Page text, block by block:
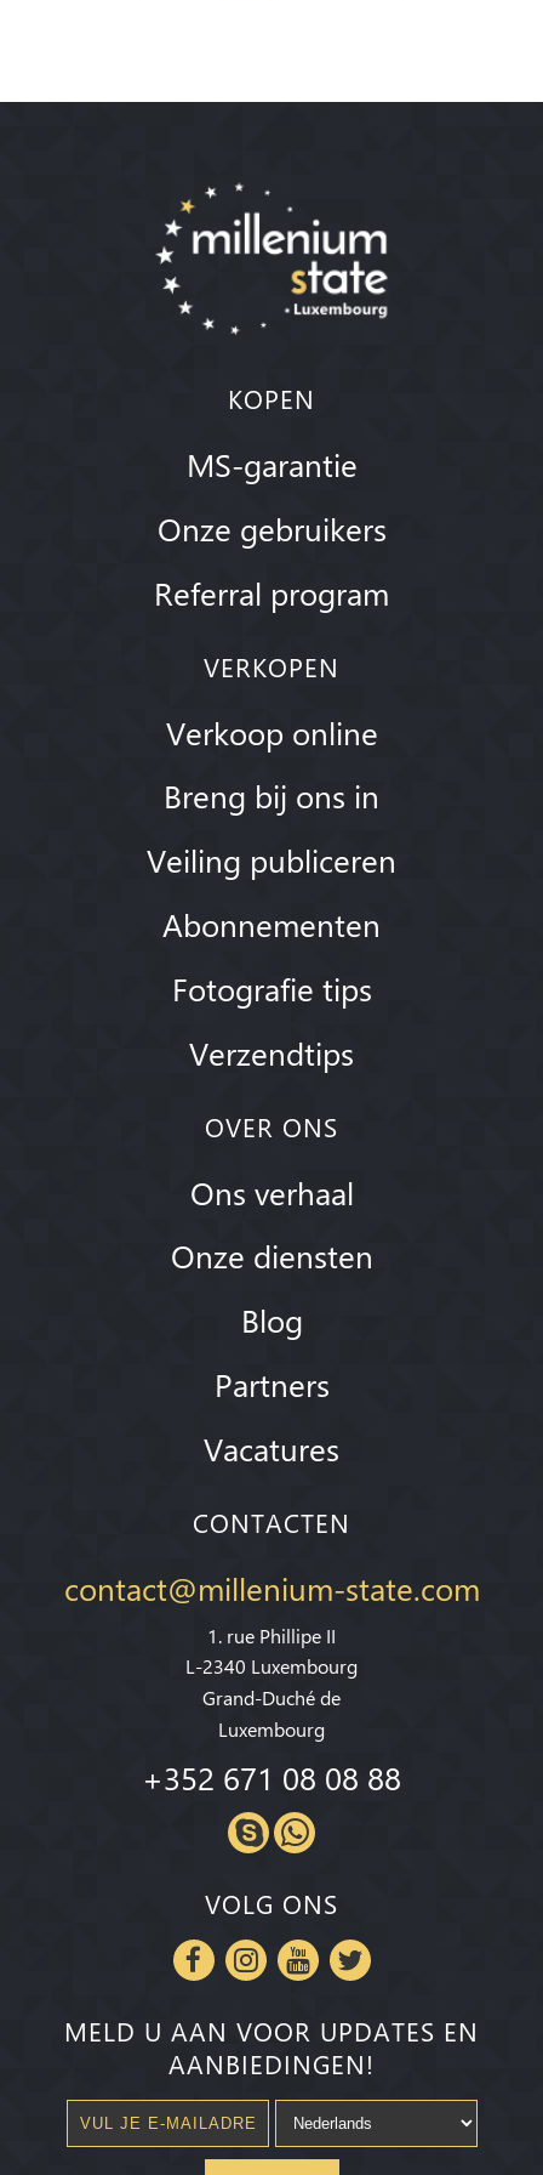
KOPEN
MS-garantie
Onze gebruikers
Referral program
VERKOPEN
Verkoop online
Breng bij ons in
Veiling publiceren
Abonnementen
Fotografie tips
Verzendtips
OVER ONS
Ons verhaal
Onze diensten
Blog
Partners
Vacatures
CONTACTEN
contact@millenium-state.com
1. rue Phillipe II
L-2340 Luxembourg
Grand-Duché de
Luxembourg
+352 671 08 08 88
VOLG ONS
MELD U AAN VOOR UPDATES EN
AANBIEDINGEN!